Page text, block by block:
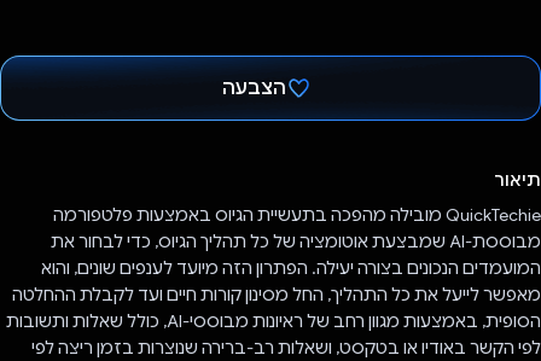
הצבעה
תיאור
QuickTechie מובילה מהפכה בתעשיית הגיוס באמצעות פלטפורמה
מבוססת-AI שמבצעת אוטומציה של כל תהליך הגיוס, כדי לבחור את
המועמדים הנכונים בצורה יעילה. הפתרון הזה מיועד לענפים שונים, והוא
מאפשר לייעל את כל התהליך, החל מסינון קורות חיים ועד לקבלת ההחלטה
הסופית, באמצעות מגוון רחב של ראיונות מבוססי-AI, כולל שאלות ותשובות
לפי הקשר באודיו או בטקסט, ושאלות רב-ברירה שנוצרות בזמן ריצה לפי